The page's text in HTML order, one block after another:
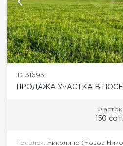
ID 31693
ПРОДАЖА УЧАСТКА В
участок
150 сот.
Посёлок: Николино (Новое